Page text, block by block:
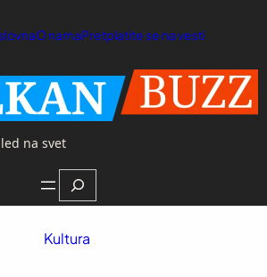
O namaPretplatite se na vesti
na svet
Search
Kultura